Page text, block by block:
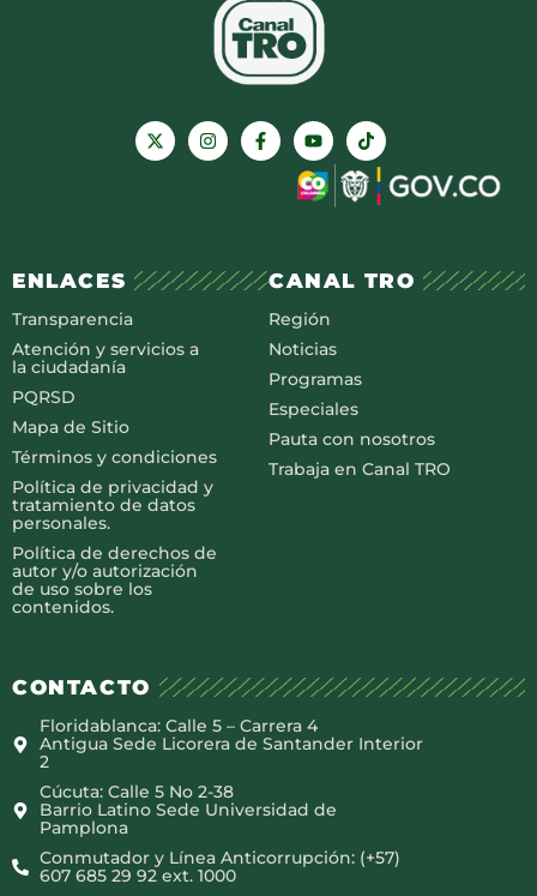
ENLACES
Transparencia
Atención y servicios a
la ciudadanía
PQRSD
Mapa de Sitio
Términos y condiciones
Política de privacidad y
tratamiento de datos
personales.
Política de derechos de
autor y/o autorización
de uso sobre los
contenidos.
CANAL TRO
Región
Noticias
Programas
Especiales
Pauta con nosotros
Trabaja en Canal TRO
CONTACTO
Floridablanca: Calle 5 – Carrera 4
Antigua Sede Licorera de Santander Interior
2
Cúcuta: Calle 5 No 2-38
Barrio Latino Sede Universidad de
Pamplona
Conmutador y Línea Anticorrupción: (+57)
607 685 29 92 ext. 1000